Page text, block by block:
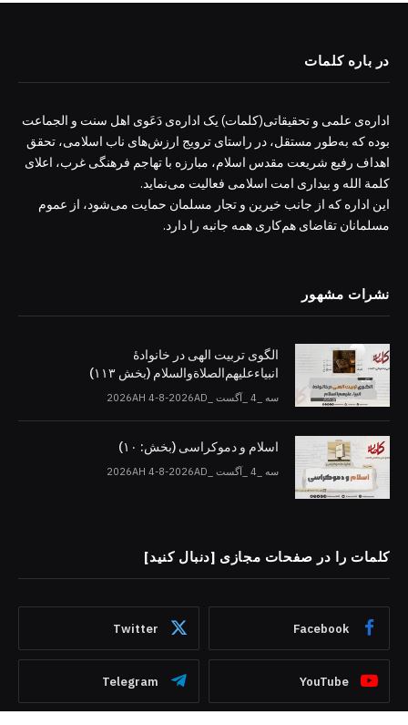
در باره کلمات
اداره‌ی علمی و تحقیقاتی(کلمات) یک اداره‌ی دَعَوی اهل سنت و الجماعت
بوده که به‌طور مستقل، در راستای ترویج ارزش‌های ناب اسلامی، تحقق
اهداف رفیع شریعت مقدس اسلام، مبارزه با تهاجم فرهنگی غرب، اعلای
کلمة الله و بیداری امت اسلامی فعالیت می‌نماید.
این اداره که از جانب خیرین و تجار مسلمان حمایت می‌شود، از عموم
مسلمانان تقاضای هم‌کاری همه جانبه را دارد.
نشرات مشهور
الگوی تربیت الهی در خانوادۀ
انبیاءعلیهم‌الصلاةو‌السلام (بخش ۱۱۳)
سه _4 _آگست _2026AH 4-8-2026AD
اسلام و دموکراسی (بخش: ۱۰)
سه _4 _آگست _2026AH 4-8-2026AD
کلمات را در صفحات مجازی [دنبال کنید]
Facebook
Twitter
YouTube
Telegram